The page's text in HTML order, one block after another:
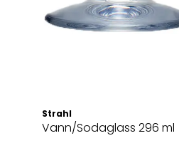
Strahl
Vann/Sodaglass 296 ml